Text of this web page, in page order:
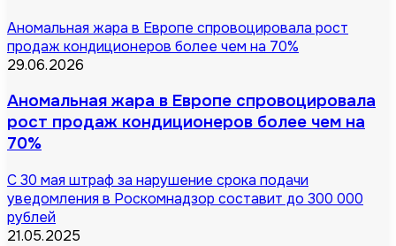
Аномальная жара в Европе спровоцировала рост
продаж кондиционеров более чем на 70%
29.06.2026
Аномальная жара в Европе спровоцировала
рост продаж кондиционеров более чем на
70%
С 30 мая штраф за нарушение срока подачи
уведомления в Роскомнадзор составит до 300 000
рублей
21.05.2025